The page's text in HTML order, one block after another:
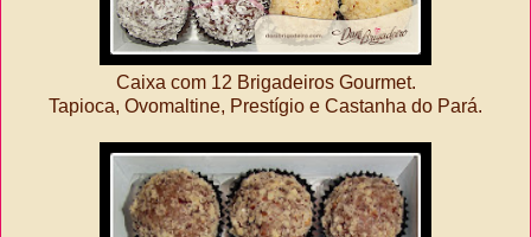
Caixa com 12 Brigadeiros Gourmet.
Tapioca, Ovomaltine, Prestígio e Castanha do Pará.